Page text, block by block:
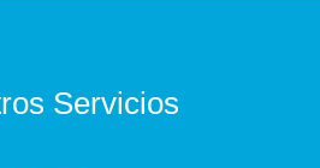
Servicios